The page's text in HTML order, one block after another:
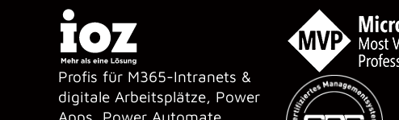
Profis für M365-Intranets &
digitale Arbeitsplätze, Power